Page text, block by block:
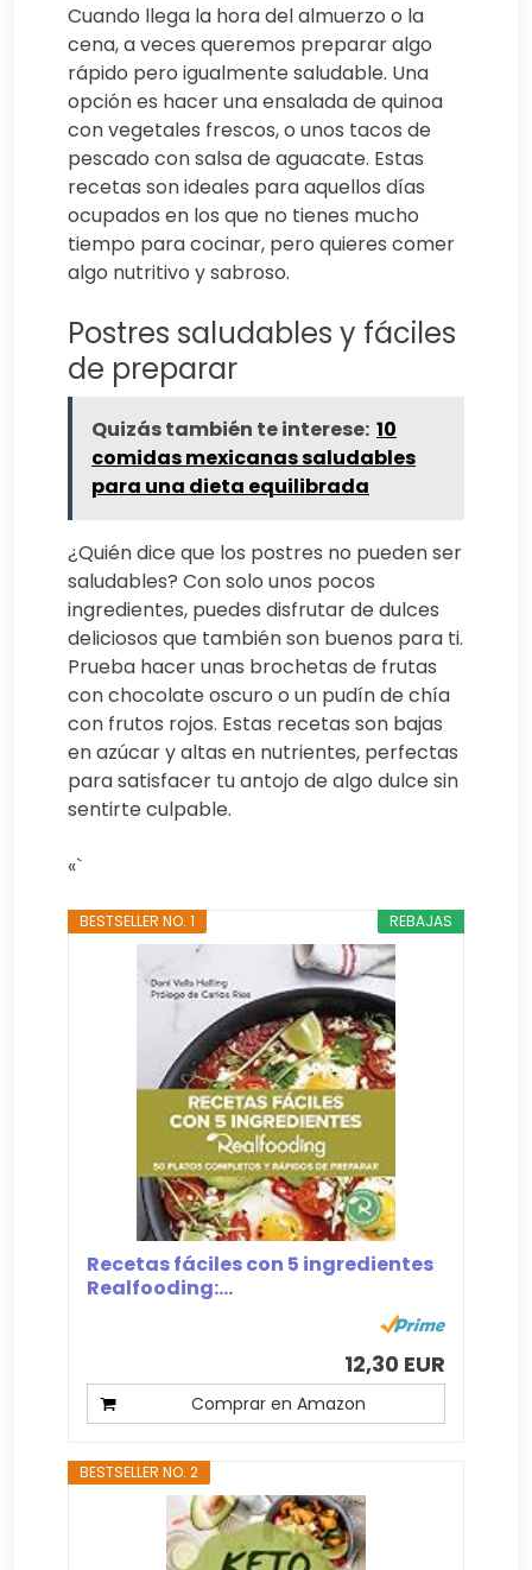
Cuando llega la hora del almuerzo o la
cena, a veces queremos preparar algo
rápido pero igualmente saludable. Una
opción es hacer una ensalada de quinoa
con vegetales frescos, o unos tacos de
pescado con salsa de aguacate. Estas
recetas son ideales para aquellos días
ocupados en los que no tienes mucho
tiempo para cocinar, pero quieres comer
algo nutritivo y sabroso.
Postres saludables y fáciles
de preparar
Quizás también te interese: 10
comidas mexicanas saludables
para una dieta equilibrada
¿Quién dice que los postres no pueden ser
saludables? Con solo unos pocos
ingredientes, puedes disfrutar de dulces
deliciosos que también son buenos para ti.
Prueba hacer unas brochetas de frutas
con chocolate oscuro o un pudín de chía
con frutos rojos. Estas recetas son bajas
en azúcar y altas en nutrientes, perfectas
para satisfacer tu antojo de algo dulce sin
sentirte culpable.
«`
REBAJAS
BESTSELLER NO. 1
Recetas fáciles con 5 ingredientes
Realfooding:...
12,30 EUR
Comprar en Amazon
BESTSELLER NO. 2